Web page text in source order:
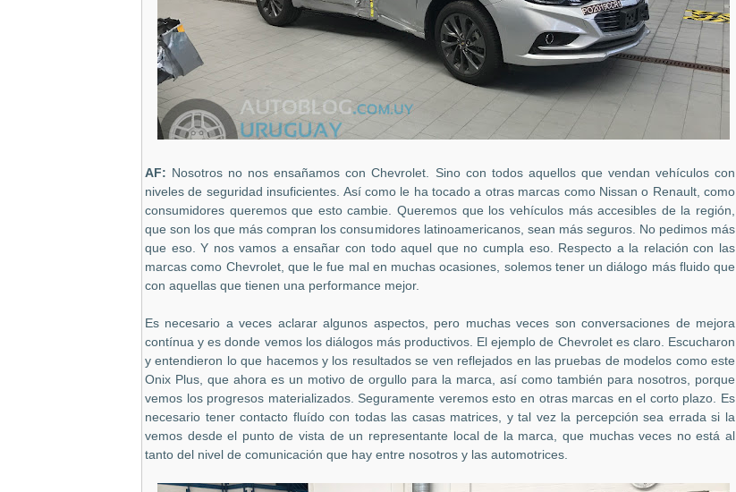
AF: Nosotros no nos ensañamos con Chevrolet. Sino con todos aquellos que vendan vehículos con
niveles de seguridad insuficientes. Así como le ha tocado a otras marcas como Nissan o Renault, como
consumidores queremos que esto cambie. Queremos que los vehículos más accesibles de la región,
que son los que más compran los consumidores latinoamericanos, sean más seguros. No pedimos más
que eso. Y nos vamos a ensañar con todo aquel que no cumpla eso. Respecto a la relación con las
marcas como Chevrolet, que le fue mal en muchas ocasiones, solemos tener un diálogo más fluido que
con aquellas que tienen una performance mejor.
Es necesario a veces aclarar algunos aspectos, pero muchas veces son conversaciones de mejora
contínua y es donde vemos los diálogos más productivos. El ejemplo de Chevrolet es claro. Escucharon
y entendieron lo que hacemos y los resultados se ven reflejados en las pruebas de modelos como este
Onix Plus, que ahora es un motivo de orgullo para la marca, así como también para nosotros, porque
vemos los progresos materializados. Seguramente veremos esto en otras marcas en el corto plazo. Es
necesario tener contacto fluído con todas las casas matrices, y tal vez la percepción sea errada si la
vemos desde el punto de vista de un representante local de la marca, que muchas veces no está al
tanto del nivel de comunicación que hay entre nosotros y las automotrices.